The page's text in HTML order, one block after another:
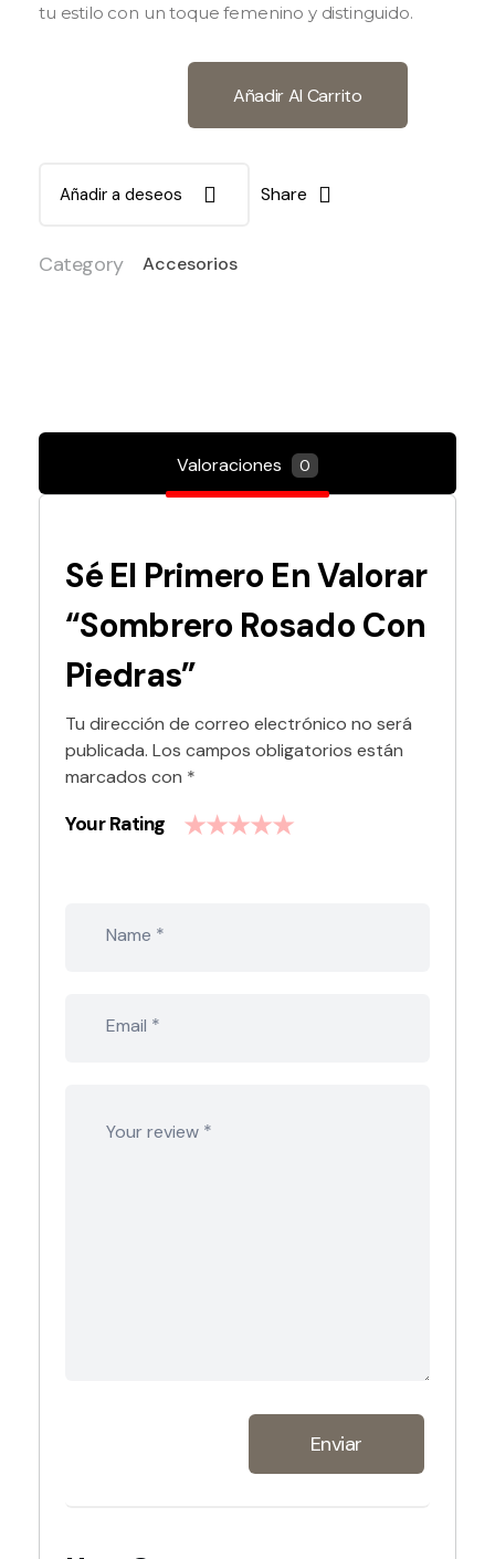
tu estilo con un toque femenino y distinguido.
Añadir Al Carrito
Añadir a deseos Share
Category Accesorios
Valoraciones 0
Sé El Primero En Valorar
“Sombrero Rosado Con
Piedras”
Tu dirección de correo electrónico no será
publicada. Los campos obligatorios están
marcados con *
Name *
Email *
Your Rating
Your review *